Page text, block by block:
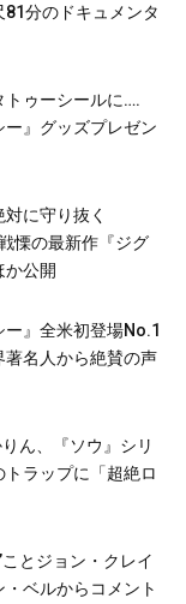
分のドキュメンタ
トゥーシールに….
ー』グッズプレゼン
対に守り抜く
慄の最新作『ジグ
か公開
ー』全米初登場No.1
名人から絶賛の声
ん、『ソウ』シリ
ラップに「超絶ロ
ことジョン・クレイ
ベルからコメント